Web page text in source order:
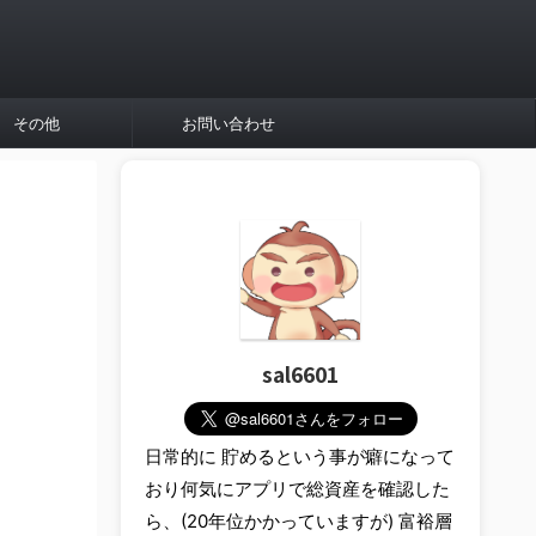
その他 お問い合わせ
sal6601
日常的に 貯めるという事が癖になって
おり何気にアプリで総資産を確認した
ら、(20年位かかっていますが) 富裕層